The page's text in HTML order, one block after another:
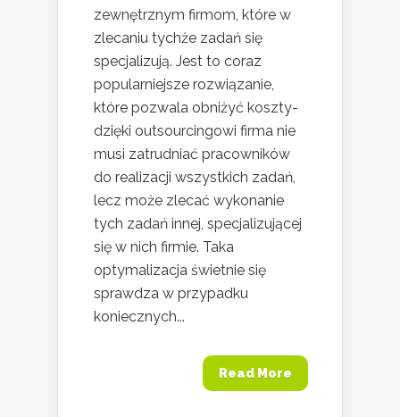
zewnętrznym firmom, które w
zlecaniu tychże zadań się
specjalizują. Jest to coraz
popularniejsze rozwiązanie,
które pozwala obniżyć koszty-
dzięki outsourcingowi firma nie
musi zatrudniać pracowników
do realizacji wszystkich zadań,
lecz może zlecać wykonanie
tych zadań innej, specjalizującej
się w nich firmie. Taka
optymalizacja świetnie się
sprawdza w przypadku
koniecznych...
Read More